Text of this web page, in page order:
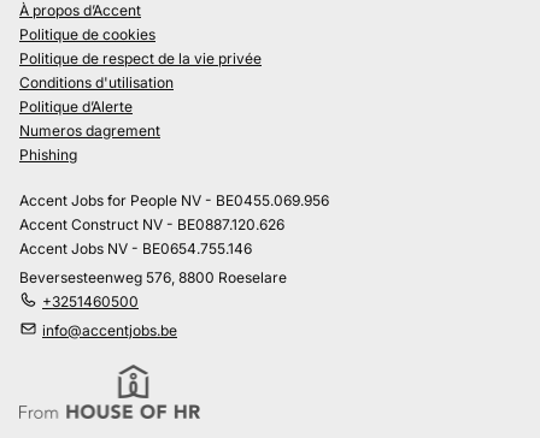
À propos d’Accent
Politique de cookies
Politique de respect de la vie privée
Conditions d'utilisation
Politique d’Alerte
Numeros dagrement
Phishing
Accent Jobs for People NV - BE0455.069.956
Accent Construct NV - BE0887.120.626
Accent Jobs NV - BE0654.755.146
Beversesteenweg 576, 8800 Roeselare
+3251460500
info@accentjobs.be